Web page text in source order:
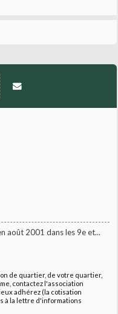
août 2001 dans les 9e et...
de quartier, de votre quartier,
contactez l'association
adhérez (la cotisation
à la lettre d'informations